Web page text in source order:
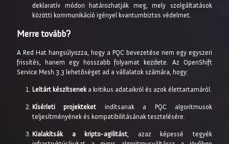
deklaratív módon határozhatják meg, mely szolgáltatások
közötti kommunikáció igényel kvantumbiztos védelmet.
Merre tovább?
A Red Hat hangsúlyozza, hogy a PQC bevezetése nem egy egyszeri
frissítés, hanem egy hosszabb folyamat kezdete. Az OpenShift
Service Mesh 3.3 lehetőséget ad a vállalatok számára, hogy:
Leltárt készítseneka kritikus adataikról és azok élettartamáról.
Kísérleti projekteket indítsanak a PQC algoritmusok
teljesítményének és kompatibilitásának tesztelésére.
Kialakítsák a kripto-agilitást, azaz képessé tegyék